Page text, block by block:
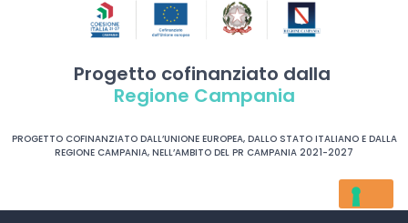
Progetto cofinanziato dalla
Regione Campania
PROGETTO COFINANZIATO DALL’UNIONE EUROPEA, DALLO STATO ITALIANO E DALLA
REGIONE CAMPANIA, NELL’AMBITO DEL PR CAMPANIA 2021-2027